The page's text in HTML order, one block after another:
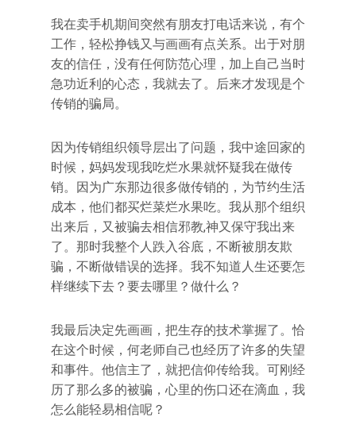
我在卖手机期间突然有朋友打电话来说，有个
工作，轻松挣钱又与画画有点关系。出于对朋
友的信任，没有任何防范心理，加上自己当时
急功近利的心态，我就去了。后来才发现是个
传销的骗局。
因为传销组织领导层出了问题，我中途回家的
时候，妈妈发现我吃烂水果就怀疑我在做传
销。因为广东那边很多做传销的，为节约生活
成本，他们都买烂菜烂水果吃。我从那个组织
出来后，又被骗去相信邪教,神又保守我出来
了。那时我整个人跌入谷底，不断被朋友欺
骗，不断做错误的选择。我不知道人生还要怎
样继续下去？要去哪里？做什么？
我最后决定先画画，把生存的技术掌握了。恰
在这个时候，何老师自己也经历了许多的失望
和事件。他信主了，就把信仰传给我。可刚经
历了那么多的被骗，心里的伤口还在滴血，我
怎么能轻易相信呢？